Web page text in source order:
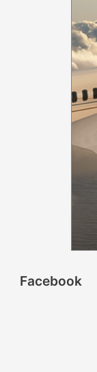
Facebook